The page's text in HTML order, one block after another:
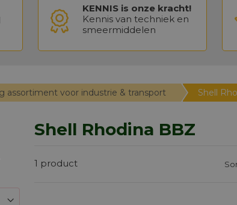
KENNIS is onze kracht!
Kennis van techniek en
smeermiddelen
assortiment voor industrie & transport Shell
Shell Rhodina BBZ
1 product